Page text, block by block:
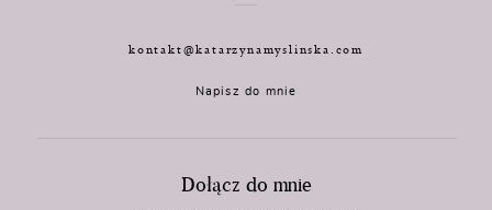
kontakt@katarzynamyslinska.com
Napisz do mnie
Dołącz do mnie